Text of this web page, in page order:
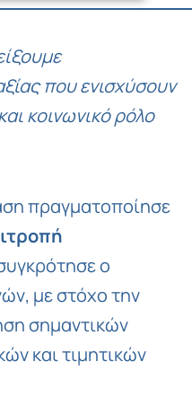
που ενισχύσουν
κοινωνικό ρόλο
πραγματοποίησε
ο
με στόχο την
σημαντικών
και τιμητικών